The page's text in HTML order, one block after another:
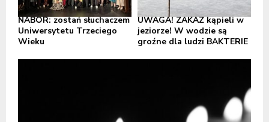
NABÓR: zostań słuchaczem
Uniwersytetu Trzeciego
Wieku
UWAGA! ZAKAZ kąpieli w
jeziorze! W wodzie są
groźne dla ludzi BAKTERIE